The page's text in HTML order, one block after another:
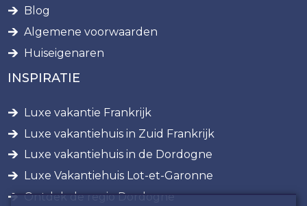
Blog
Algemene voorwaarden
Huiseigenaren
INSPIRATIE
Luxe vakantie Frankrijk
Luxe vakantiehuis in Zuid Frankrijk
Luxe vakantiehuis in de Dordogne
Luxe Vakantiehuis Lot-et-Garonne
Ontdek de regio Dordogne